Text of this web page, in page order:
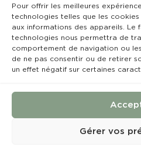
Pour offrir les meilleures
technologies telles que les
aux informations des appareils. Le
technologies nous permettra de
comportement de navigation ou
de ne pas consentir ou de retirer
un effet négatif sur certaines
Gérer vos
Rempla’Dentaire ©
Conception et
Mentions